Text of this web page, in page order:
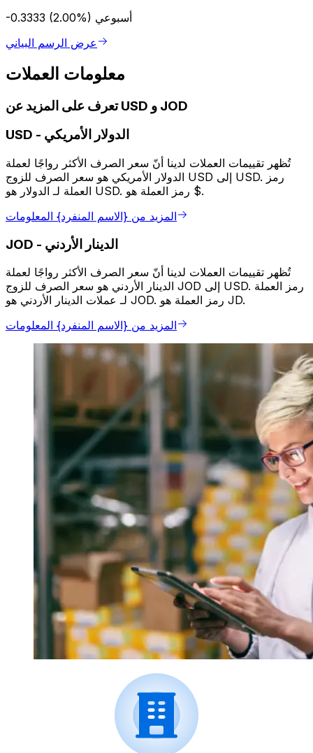
-0.3333 (2.00%) أسبوعي
عرض الرسم البياني
معلومات العملات
تعرف على المزيد عن USD و JOD
USD - الدولار الأمريكي
تُظهر تقييمات العملات لدينا أنّ سعر الصرف الأكثر رواجًا لعملة
الدولار الأمريكي هو سعر الصرف للزوج USD إلى USD. رمز
العملة لـ الدولار هو USD. رمز العملة هو $.
المزيد من {الاسم المنفرد} المعلومات
JOD - الدينار الأردني
تُظهر تقييمات العملات لدينا أنّ سعر الصرف الأكثر رواجًا لعملة
الدينار الأردني هو سعر الصرف للزوج JOD إلى USD. رمز العملة
لـ عملات الدينار الأردني هو JOD. رمز العملة هو JD.
المزيد من {الاسم المنفرد} المعلومات